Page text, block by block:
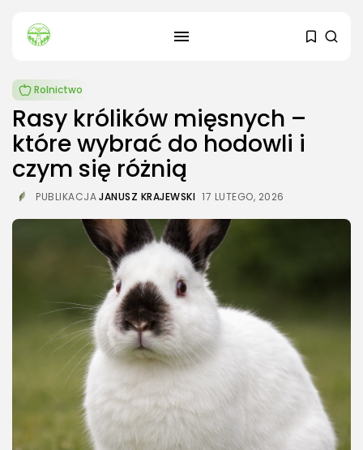
SZUKAJ
OSTATNIE ARTYKUŁY
Dom i Ogród
Kiedy sadzić sadzonki ogórków?
3 SIERPNIA, 2026
Rolnictwo
Rasy królików mięsnych –
które wybrać do hodowli i
czym się różnią
PUBLIKACJAJANUSZ KRAJEWSKI 17 LUTEGO, 2026